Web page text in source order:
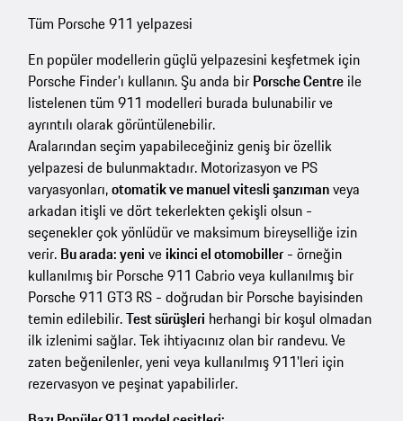
Tüm Porsche 911 yelpazesi
En popüler modellerin güçlü yelpazesini keşfetmek için
Porsche Finder'ı kullanın. Şu anda bir Porsche Centre ile
listelenen tüm 911 modelleri burada bulunabilir ve
ayrıntılı olarak görüntülenebilir.
Aralarından seçim yapabileceğiniz geniş bir özellik
yelpazesi de bulunmaktadır. Motorizasyon ve PS
varyasyonları,otomatik ve manuel vitesli şanzımanveya
arkadan itişli ve dört tekerlekten çekişli olsun -
seçenekler çok yönlüdür ve maksimum bireyselliğe izin
verir. Bu arada: yeni ve ikinci el otomobiller - örneğin
kullanılmış bir Porsche 911 Cabrio veya kullanılmış bir
Porsche 911 GT3 RS - doğrudan bir Porsche bayisinden
temin edilebilir.Test sürüşleri herhangi bir koşul olmadan
ilk izlenimi sağlar. Tek ihtiyacınız olan bir randevu. Ve
zaten beğenilenler, yeni veya kullanılmış 911'leri için
rezervasyon ve peşinat yapabilirler.